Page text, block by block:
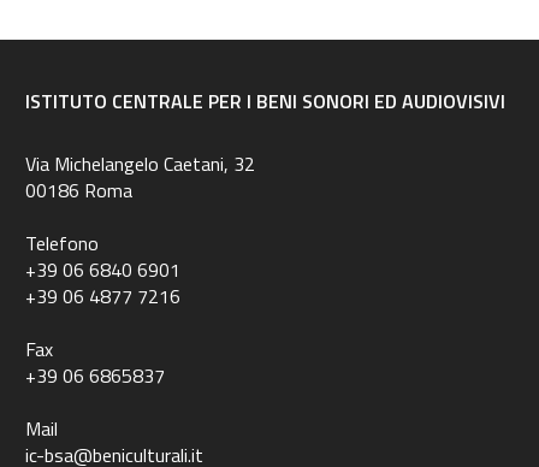
ISTITUTO CENTRALE PER I BENI SONORI ED AUDIOVISIVI
Via Michelangelo Caetani, 32
00186 Roma
Telefono
+39 06 6840 6901
+39 06 4877 7216
Fax
+39 06 6865837
Mail
ic-bsa@beniculturali.it